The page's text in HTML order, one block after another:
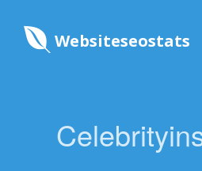
Websiteseostats